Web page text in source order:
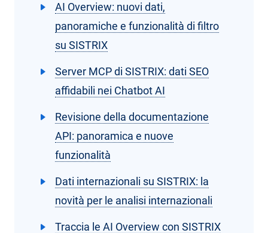
AI Overview: nuovi dati,
panoramiche e funzionalità di filtro
su SISTRIX
Server MCP di SISTRIX: dati SEO
affidabili nei Chatbot AI
Revisione della documentazione
API: panoramica e nuove
funzionalità
Dati internazionali su SISTRIX: la
novità per le analisi internazionali
Traccia le AI Overview con SISTRIX